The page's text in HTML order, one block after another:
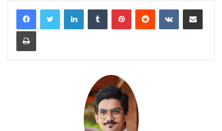
LinkedInTumblr PinterestReddit VKontakteShare via Email
Print